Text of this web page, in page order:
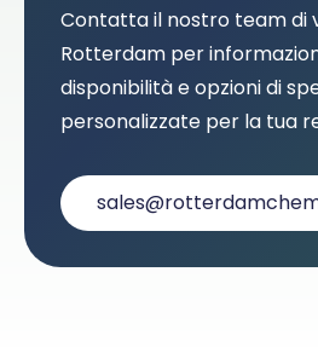
Contatta il nostro team di
Rotterdam per
disponibilità e opzioni di
personalizzate per la tua